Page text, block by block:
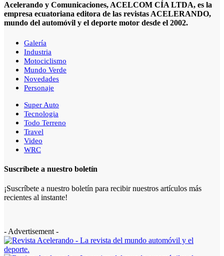
Acelerando y Comunicaciones, ACELCOM CÍA LTDA, es la
empresa ecuatoriana editora de las revistas ACELERANDO,
mundo del automóvil y el deporte motor desde el 2002.
Galería
Industria
Motociclismo
Mundo Verde
Novedades
Personaje
Super Auto
Tecnologia
Todo Terreno
Travel
Video
WRC
Suscríbete a nuestro boletín
¡Suscríbete a nuestro boletín para recibir nuestros artículos más
recientes al instante!
- Advertisement -